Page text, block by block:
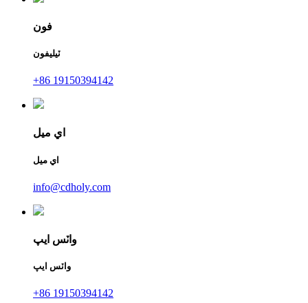
فون
ٽيليفون
+86 19150394142
اي ميل
اي ميل
info@cdholy.com
واٽس ايپ
واٽس ايپ
+86 19150394142